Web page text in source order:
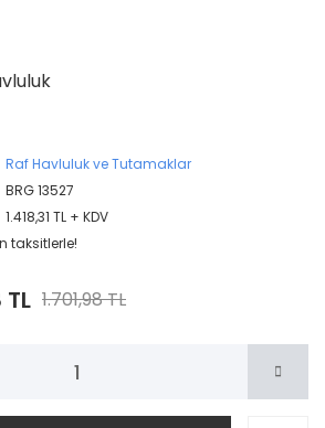
Raf Havluluk ve Tutamaklar
BRG 13527
1.418,31 TL + KDV
taksitlerle!
TL 1.701,98 TL